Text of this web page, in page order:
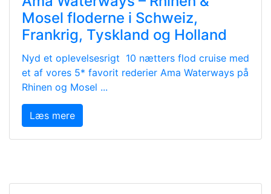
Mosel floderne i Schweiz,
Frankrig, Tyskland og Holland
Nyd et oplevelsesrigt 10 nætters flod cruise med
et af vores 5* favorit rederier Ama Waterways på
Rhinen og Mosel ...
Læs mere